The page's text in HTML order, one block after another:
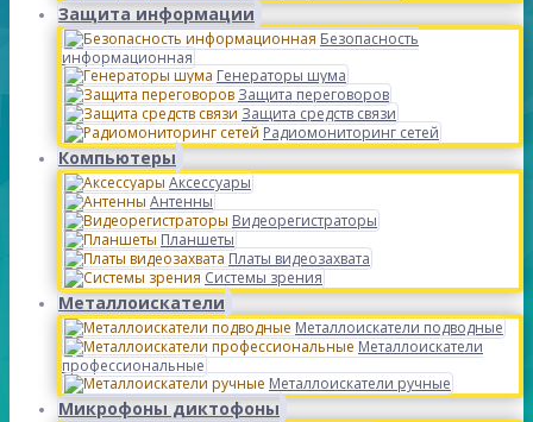
Защита информации
Безопасность
информационная
Генераторы шума
Защита переговоров
Защита средств связи
Радиомониторинг сетей
Компьютеры
Аксессуары
Антенны
Видеорегистраторы
Планшеты
Платы видеозахвата
Системы зрения
Металлоискатели
Металлоискатели подводные
Металлоискатели
профессиональные
Металлоискатели ручные
Микрофоны диктофоны